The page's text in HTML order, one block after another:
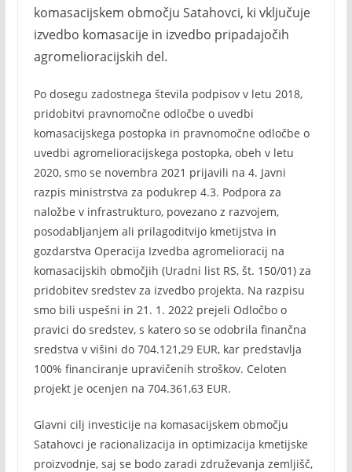
komasacijskem območju Satahovci, ki vključuje
izvedbo komasacije in izvedbo pripadajočih
agromelioracijskih del.
Po dosegu zadostnega števila podpisov v letu 2018,
pridobitvi pravnomočne odločbe o uvedbi
komasacijskega postopka in pravnomočne odločbe o
uvedbi agromelioracijskega postopka, obeh v letu
2020, smo se novembra 2021 prijavili na 4. Javni
razpis ministrstva za podukrep 4.3. Podpora za
naložbe v infrastrukturo, povezano z razvojem,
posodabljanjem ali prilagoditvijo kmetijstva in
gozdarstva Operacija Izvedba agromelioracij na
komasacijskih območjih (Uradni list RS, št. 150/01) za
pridobitev sredstev za izvedbo projekta. Na razpisu
smo bili uspešni in 21. 1. 2022 prejeli Odločbo o
pravici do sredstev, s katero so se odobrila finančna
sredstva v višini do 704.121,29 EUR, kar predstavlja
100% financiranje upravičenih stroškov. Celoten
projekt je ocenjen na 704.361,63 EUR.
Glavni cilj investicije na komasacijskem območju
Satahovci je racionalizacija in optimizacija kmetijske
proizvodnje, saj se bodo zaradi združevanja zemljišč,